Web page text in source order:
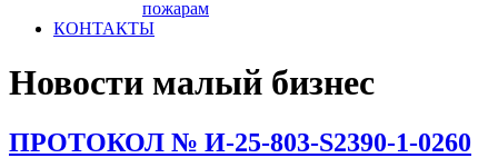
пожарам
КОНТАКТЫ
Новости малый бизнес
ПРОТОКОЛ № И-25-803-S2390-1-0260